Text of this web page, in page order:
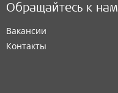
Обращайтесь к нам
Вакансии
Контакты